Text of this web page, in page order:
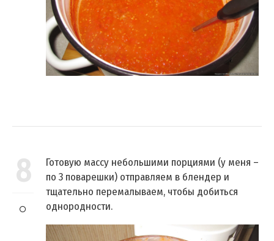
8
Готовую массу небольшими порциями (у меня –
по 3 поварешки) отправляем в блендер и
тщательно перемалываем, чтобы добиться
однородности.